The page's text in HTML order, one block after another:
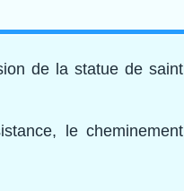
de la statue de saint
le cheminement